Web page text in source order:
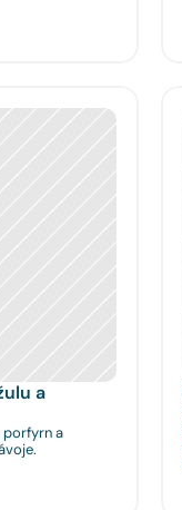
a
porfyrn a